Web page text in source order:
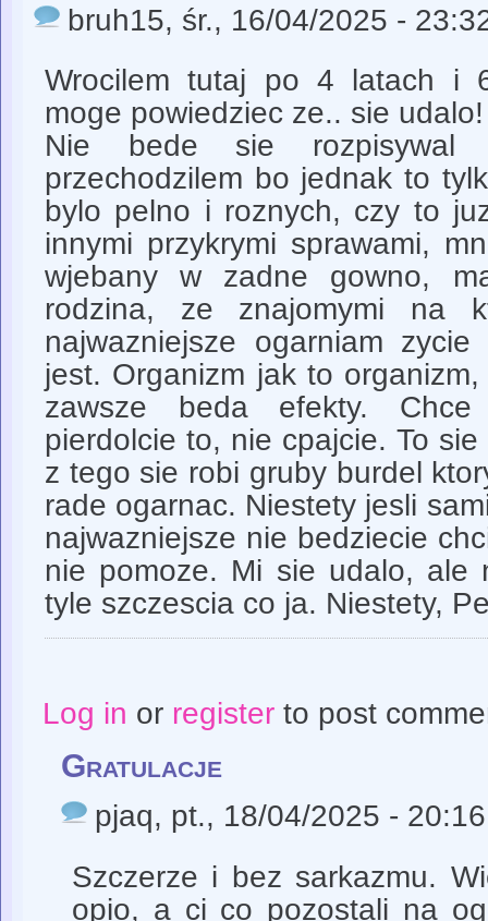
bruh15, śr., 16/04/2025 -
Wrocilem tutaj po 4 latach i
moge powiedziec ze.. sie udalo!
Nie bede sie rozpisywal
przechodzilem bo jednak to
bylo pelno i roznych, czy to
innymi przykrymi sprawami,
wjebany w zadne gowno,
rodzina, ze znajomymi na
najwazniejsze ogarniam
jest. Organizm jak to
zawsze beda efekty. Chce
pierdolcie to, nie cpajcie. To
z tego sie robi gruby burdel
rade ogarnac. Niestety jesli
najwazniejsze nie bedziecie
nie pomoze. Mi sie udalo, ale
tyle szczescia co ja. Niestety,
Log in or registerto post
Gratulacje
pjaq, pt., 18/04/2025 - 20:16
Szczerze i bez sarkazmu.
opio, a ci co pozostali na